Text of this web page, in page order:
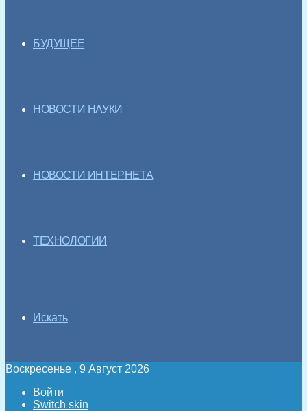
БУДУЩЕЕ
НОВОСТИ НАУКИ
НОВОСТИ ИНТЕРНЕТА
ТЕХНОЛОГИИ
Искать
Воскресенье , 9 Август 2026
Войти
Switch skin